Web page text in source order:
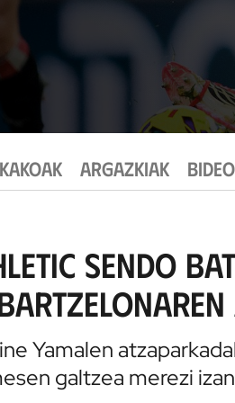
ARGAZKIAK
sendo
Yamalen
galtzea merezi